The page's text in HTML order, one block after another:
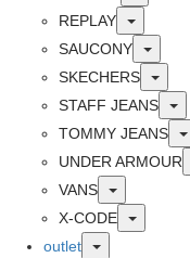
REPLAY
Toggle
SAUCONY
Toggle
SKECHERS
STAFF JEANS
TOMMY JEANS
UNDER ARMOUR
VANS
Toggle
X-CODE
Toggle
outlet
Toggle